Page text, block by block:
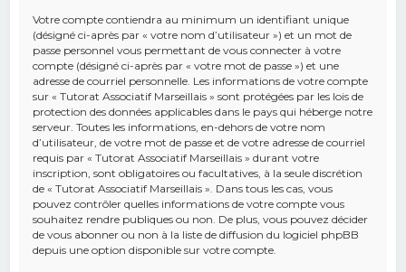
Votre compte contiendra au minimum un identifiant unique
(désigné ci-après par « votre nom d’utilisateur ») et un mot de
passe personnel vous permettant de vous connecter à votre
compte (désigné ci-après par « votre mot de passe ») et une
adresse de courriel personnelle. Les informations de votre compte
sur « Tutorat Associatif Marseillais » sont protégées par les lois de
protection des données applicables dans le pays qui héberge notre
serveur. Toutes les informations, en-dehors de votre nom
d’utilisateur, de votre mot de passe et de votre adresse de courriel
requis par « Tutorat Associatif Marseillais » durant votre
inscription, sont obligatoires ou facultatives, à la seule discrétion
de « Tutorat Associatif Marseillais ». Dans tous les cas, vous
pouvez contrôler quelles informations de votre compte vous
souhaitez rendre publiques ou non. De plus, vous pouvez décider
de vous abonner ou non à la liste de diffusion du logiciel phpBB
depuis une option disponible sur votre compte.